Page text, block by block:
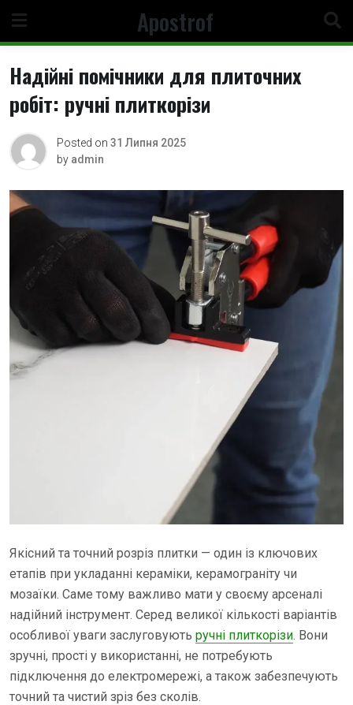
content
Apostrof
Надійні помічники для плиточних
робіт: ручні плиткорізи
Posted on 31 Липня 2025
by admin
Якісний та точний розріз плитки — один із ключових
етапів при укладанні кераміки, керамограніту чи
мозаїки. Саме тому важливо мати у своєму арсеналі
надійний інструмент. Серед великої кількості варіантів
особливої уваги заслуговують ручні плиткорізи. Вони
зручні, прості у використанні, не потребують
підключення до електромережі, а також забезпечують
точний та чистий зріз без сколів.